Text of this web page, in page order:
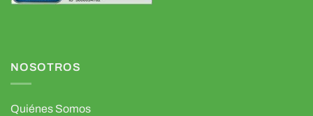
NOSOTROS
Quiénes Somos